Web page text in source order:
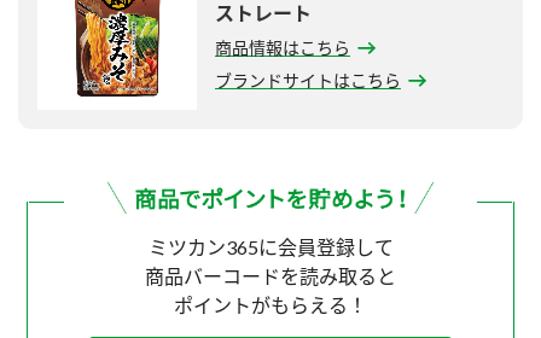
ストレート
商品情報はこちら
ブランドサイトはこちら
ミツカン365に会員登録して
商品バーコードを読み取ると
ポイントがもらえる！